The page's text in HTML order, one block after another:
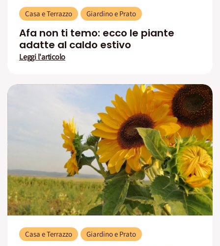
Casa e Terrazzo Giardino e Prato
Afa non ti temo: ecco le piante
adatte al caldo estivo
Leggi l'articolo
Casa e Terrazzo Giardino e Prato